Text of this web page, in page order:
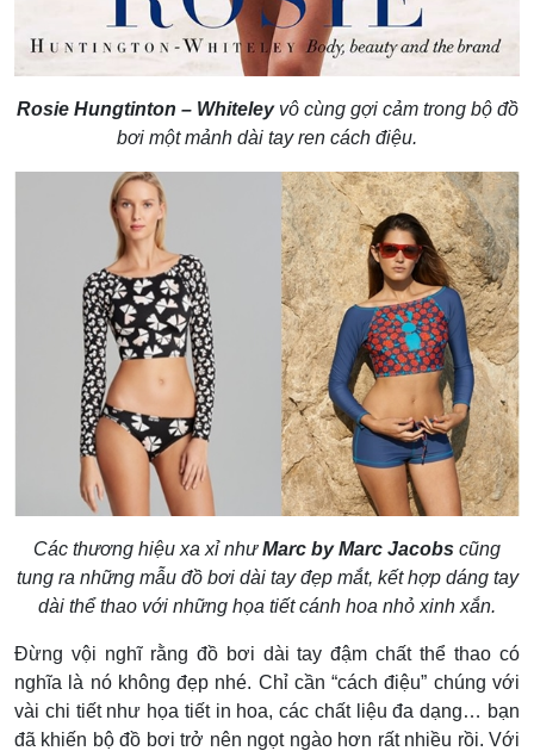
Rosie Hungtinton – Whiteley vô cùng gợi cảm trong bộ đồ
bơi một mảnh dài tay ren cách điệu.
Các thương hiệu xa xỉ nhưMarc by Marc Jacobs cũng
tung ra những mẫu đồ bơi dài tay đẹp mắt, kết hợp dáng tay
dài thể thao với những họa tiết cánh hoa nhỏ xinh xắn.
Đừng vội nghĩ rằng đồ bơi dài tay đậm chất thể thao có
nghĩa là nó không đẹp nhé. Chỉ cần “cách điệu” chúng với
vài chi tiết như họa tiết in hoa, các chất liệu đa dạng… bạn
đã khiến bộ đồ bơi trở nên ngọt ngào hơn rất nhiều rồi. Với